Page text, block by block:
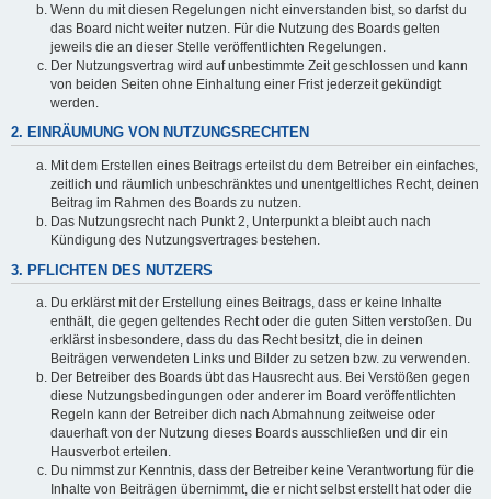
Wenn du mit diesen Regelungen nicht einverstanden bist, so darfst du
das Board nicht weiter nutzen. Für die Nutzung des Boards gelten
jeweils die an dieser Stelle veröffentlichten Regelungen.
Der Nutzungsvertrag wird auf unbestimmte Zeit geschlossen und kann
von beiden Seiten ohne Einhaltung einer Frist jederzeit gekündigt
werden.
2. EINRÄUMUNG VON NUTZUNGSRECHTEN
Mit dem Erstellen eines Beitrags erteilst du dem Betreiber ein einfaches,
zeitlich und räumlich unbeschränktes und unentgeltliches Recht, deinen
Beitrag im Rahmen des Boards zu nutzen.
Das Nutzungsrecht nach Punkt 2, Unterpunkt a bleibt auch nach
Kündigung des Nutzungsvertrages bestehen.
3. PFLICHTEN DES NUTZERS
Du erklärst mit der Erstellung eines Beitrags, dass er keine Inhalte
enthält, die gegen geltendes Recht oder die guten Sitten verstoßen. Du
erklärst insbesondere, dass du das Recht besitzt, die in deinen
Beiträgen verwendeten Links und Bilder zu setzen bzw. zu verwenden.
Der Betreiber des Boards übt das Hausrecht aus. Bei Verstößen gegen
diese Nutzungsbedingungen oder anderer im Board veröffentlichten
Regeln kann der Betreiber dich nach Abmahnung zeitweise oder
dauerhaft von der Nutzung dieses Boards ausschließen und dir ein
Hausverbot erteilen.
Du nimmst zur Kenntnis, dass der Betreiber keine Verantwortung für die
Inhalte von Beiträgen übernimmt, die er nicht selbst erstellt hat oder die